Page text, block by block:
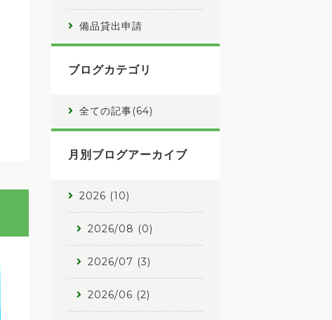
備品貸出申請
ブログカテゴリ
全ての記事(64)
月別ブログアーカイブ
2026 (10)
2026/08 (0)
2026/07 (3)
2026/06 (2)